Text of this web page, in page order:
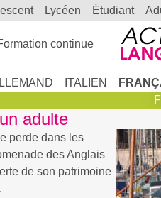
lycéen étudiant
continue
ITALIEN
adulte
perde dans les
des Anglais
de son patrimoine